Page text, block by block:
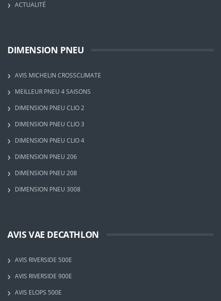
ACTUALITÉ
DIMENSION PNEU
AVIS MICHELIN CROSSCLIMATE
MEILLEUR PNEU 4 SAISONS
DIMENSION PNEU CLIO 2
DIMENSION PNEU CLIO 3
DIMENSION PNEU CLIO 4
DIMENSION PNEU 206
DIMENSION PNEU 208
DIMENSION PNEU 3008
AVIS VAE DECATHLON
AVIS RIVERSIDE 500E
AVIS RIVERSIDE 900E
AVIS ELOPS 500E